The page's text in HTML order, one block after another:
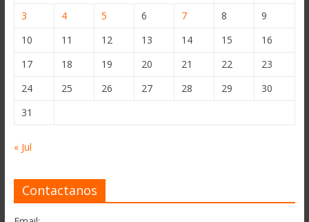
3
4 5 6 7 8
9
10
11 12 13 14 15
16
17
18 19 20 21 22
23
24
25 26 27 28 29
30
31
« Jul
Contactanos